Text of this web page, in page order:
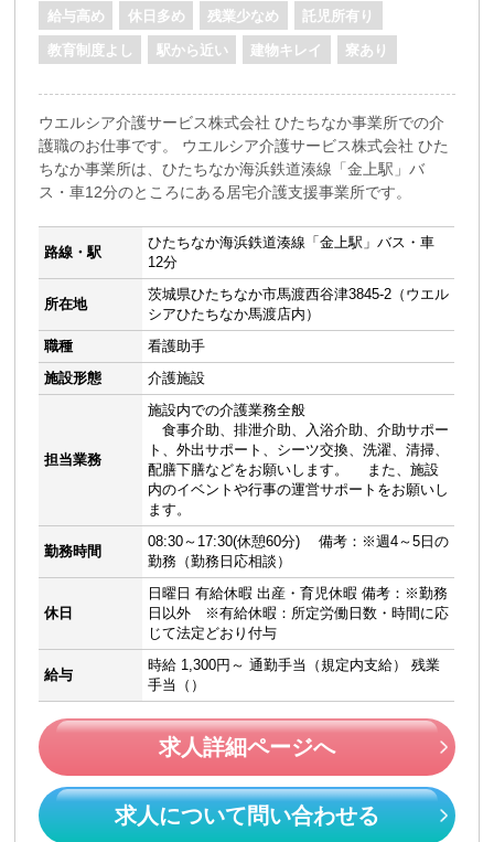
給与高め 休日多め 残業少なめ 託児所有り
教育制度よし 駅から近い 建物キレイ 寮あり
ウエルシア介護サービス株式会社 ひたちなか事業所での介
護職のお仕事です。 ウエルシア介護サービス株式会社 ひた
ちなか事業所は、ひたちなか海浜鉄道湊線「金上駅」バ
ス・車12分のところにある居宅介護支援事業所です。
路線・駅
ひたちなか海浜鉄道湊線「金上駅」バス・車
12分
所在地
茨城県ひたちなか市馬渡西谷津3845-2（ウエル
シアひたちなか馬渡店内）
職種
看護助手
施設形態
介護施設
担当業務
施設内での介護業務全般
食事介助、排泄介助、入浴介助、介助サポー
ト、外出サポート、シーツ交換、洗濯、清掃、
配膳下膳などをお願いします。 また、施設
内のイベントや行事の運営サポートをお願いし
ます。
勤務時間
08:30～17:30(休憩60分) 備考：※週4～5日の
勤務（勤務日応相談）
休日
日曜日 有給休暇 出産・育児休暇 備考：※勤務
日以外 ※有給休暇：所定労働日数・時間に応
じて法定どおり付与
給与
時給 1,300円～ 通勤手当（規定内支給） 残業
手当（）
求人詳細ページへ
求人について問い合わせる